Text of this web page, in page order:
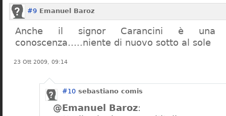
#9 Emanuel Baroz
Anche il signor Carancini è una
conoscenza…..niente di nuovo sotto al sole
23 Ott 2009, 09:14
#10 sebastiano comis
@Emanuel Baroz: